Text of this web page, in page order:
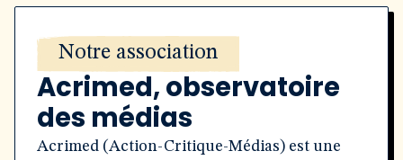
Notre association
Acrimed, observatoire
des médias
Acrimed (Action-Critique-Médias) est une